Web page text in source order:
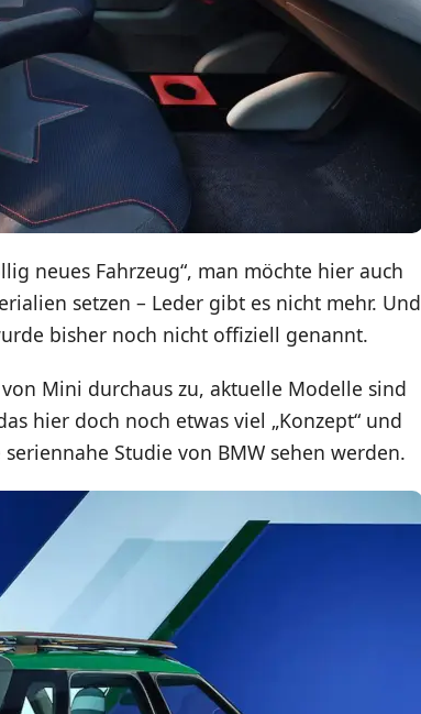
neues Fahrzeug“, man möchte hier auch
setzen – Leder gibt es nicht mehr. Und
bisher noch nicht offiziell genannt.
Mini durchaus zu, aktuelle Modelle sind
hier doch noch etwas viel „Konzept“ und
Studie von BMW sehen werden.